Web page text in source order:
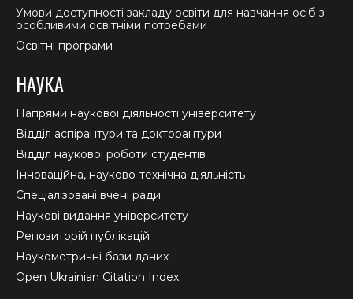
Умови доступності закладу освіти для навчання осіб з
особливими освітніми потребами
Освітні програми
НАУКА
Напрями наукової діяльності університету
Відділ аспірантури та докторантури
Відділ наукової роботи студентів
Інноваційна, науково-технічна діяльність
Спеціалізовані вчені ради
Наукові видання університету
Репозиторій публікацій
Наукометричні бази даних
Open Ukrainian Citation Index